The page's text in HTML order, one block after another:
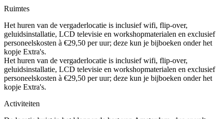
Ruimtes
Het huren van de vergaderlocatie is inclusief wifi, flip-over,
geluidsinstallatie, LCD televisie en workshopmaterialen en exclusief
personeelskosten à €29,50 per uur; deze kun je bijboeken onder het
kopje Extra's.
Het huren van de vergaderlocatie is inclusief wifi, flip-over,
geluidsinstallatie, LCD televisie en workshopmaterialen en exclusief
personeelskosten à €29,50 per uur; deze kun je bijboeken onder het
kopje Extra's.
Activiteiten